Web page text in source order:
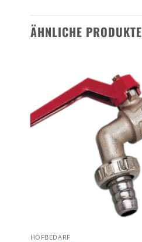
ÄHNLICHE PRODUKTE
HOFBEDARF